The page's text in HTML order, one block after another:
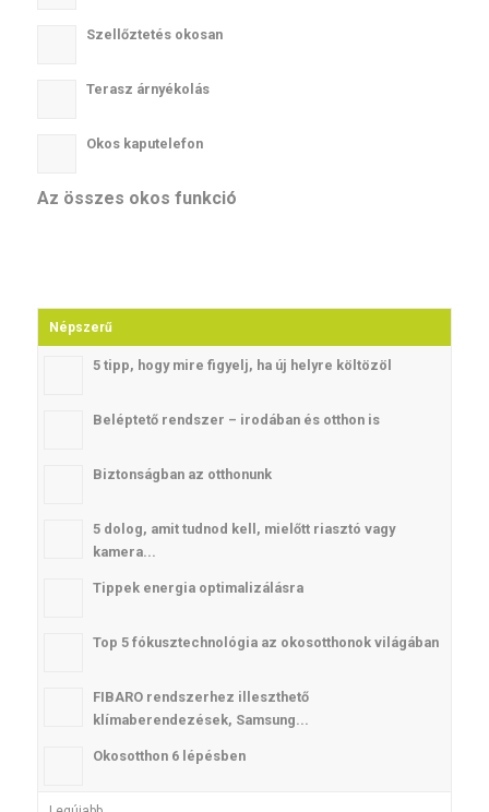
Szellőztetés okosan
Terasz árnyékolás
Okos kaputelefon
Az összes okos funkció
Népszerű
5 tipp, hogy mire figyelj, ha új helyre költözöl
Beléptető rendszer – irodában és otthon is
Biztonságban az otthonunk
5 dolog, amit tudnod kell, mielőtt riasztó vagy
kamera...
Tippek energia optimalizálásra
Top 5 fókusztechnológia az okosotthonok világában
FIBARO rendszerhez illeszthető
klímaberendezések, Samsung...
Okosotthon 6 lépésben